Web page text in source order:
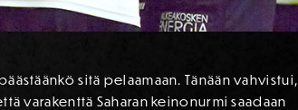
sitä pelaamaan. Tänään vahvistui,
varakenttä Saharan keinonurmi saadaan